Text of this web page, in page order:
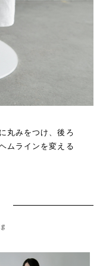
丸みをつけ、後ろ
ムラインを変える